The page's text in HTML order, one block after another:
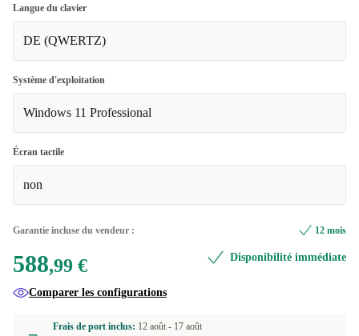
256 GB
512 GB
1000 GB
Langue du clavier
DE (QWERTZ)
Système d'exploitation
Windows 11 Professional
Écran tactile
non
Garantie incluse du vendeur : 12 mois
588,99 € Disponibilité immédiate
Comparer les configurations
Frais de port inclus: 12 août - 17 août